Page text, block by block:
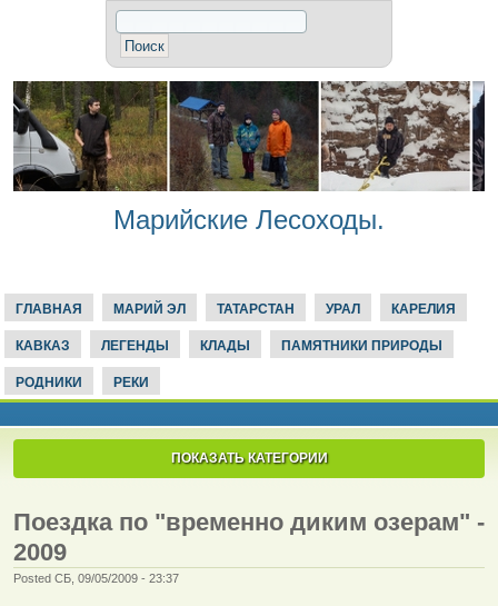
Марийские Лесоходы.
ГЛАВНАЯ МАРИЙ ЭЛ ТАТАРСТАН УРАЛ КАРЕЛИЯ
КАВКАЗ ЛЕГЕНДЫ КЛАДЫ ПАМЯТНИКИ ПРИРОДЫ
РОДНИКИ РЕКИ
ПОКАЗАТЬ КАТЕГОРИИ
Поездка по "временно диким озерам" -
2009
Posted СБ, 09/05/2009 - 23:37